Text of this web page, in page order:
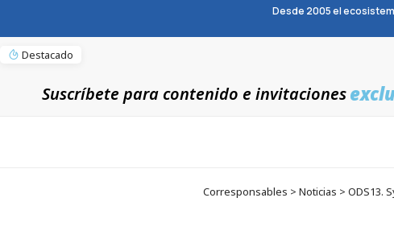
Desde 2005 el
Destacado
Suscríbete para contenido e invitaciones
Corresponsables > Noticias > ODS13.